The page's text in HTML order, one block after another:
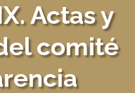
Actas y
comité